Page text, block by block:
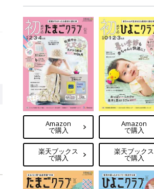
Amazon
で購入
楽天ブックス
で購入
Amazon
で購入
楽天ブックス
で購入